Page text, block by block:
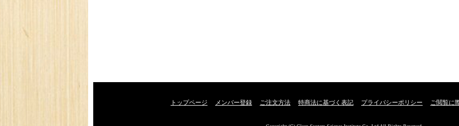
トップページ メンバー登録 ご注文方法 特商法に基づく表記 プライバシーポリシー ご閲覧に